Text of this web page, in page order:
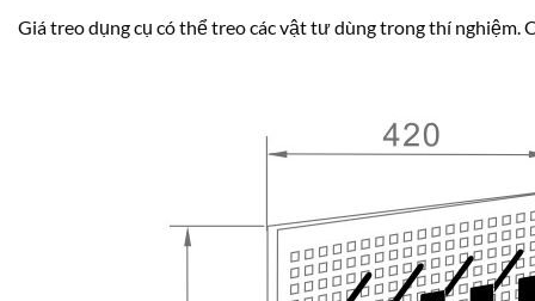
Giá treo dụng cụ có thể treo các vật tư dùng trong thí nghiệm.